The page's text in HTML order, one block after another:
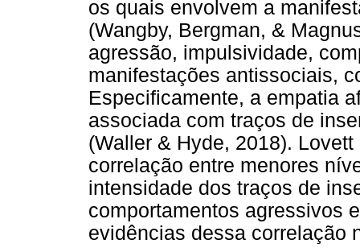
os quais envolvem a
(Wangby, Bergman, &
agressão, impulsividade,
manifestações antissociais,
Especificamente, a empatia
associada com traços de
(Waller & Hyde, 2018).
correlação entre menores
intensidade dos traços de
comportamentos agressivos
evidências dessa correlação